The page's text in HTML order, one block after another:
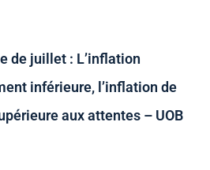
de juillet : L’inflation
inférieure, l’inflation de
aux attentes – UOB